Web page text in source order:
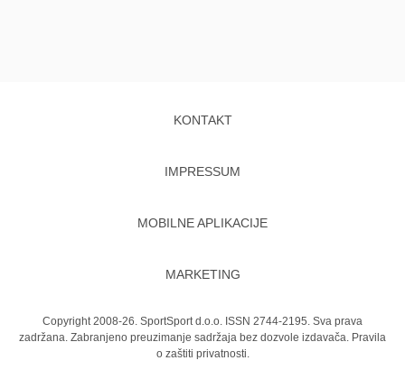
KONTAKT
IMPRESSUM
MOBILNE APLIKACIJE
MARKETING
Copyright 2008-26. SportSport d.o.o. ISSN 2744-2195. Sva prava
zadržana. Zabranjeno preuzimanje sadržaja bez dozvole izdavača. Pravila
o zaštiti privatnosti.